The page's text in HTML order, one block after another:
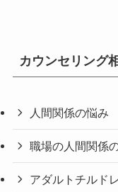
カウンセリング
人間関係の悩み
職場の人間関係
アダルトチルド